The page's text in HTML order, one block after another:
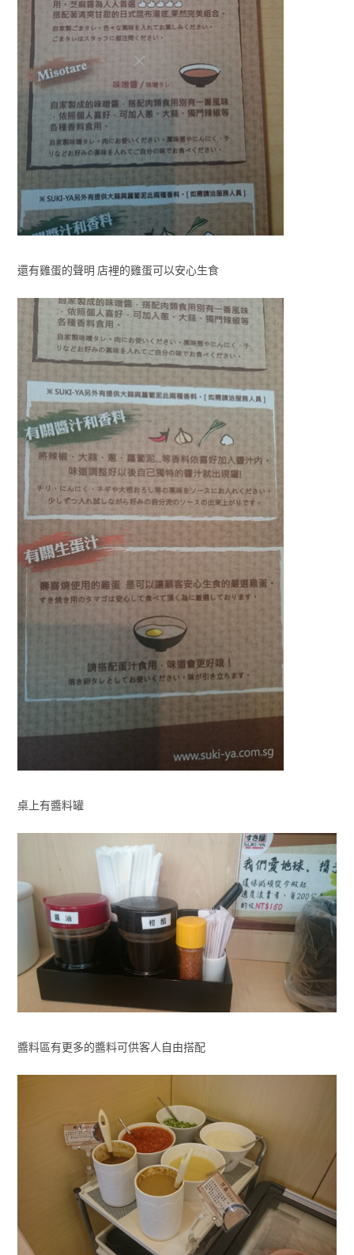
還有雞蛋的聲明 店裡的雞蛋可以安心生食
桌上有醬料罐
醬料區有更多的醬料可供客人自由搭配